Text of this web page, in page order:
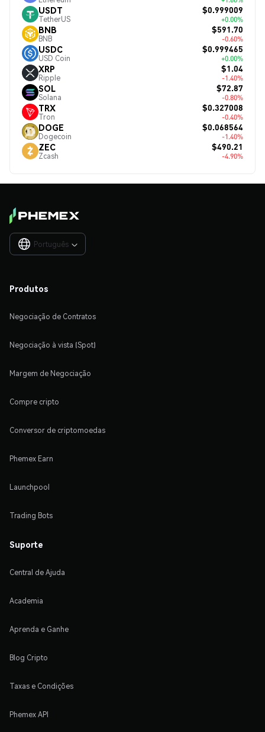
USDT
TetherUS
$0.999009
+0.00%
BNB
BNB
$591.70
-0.60%
USDC
USD Coin
$0.999465
+0.00%
XRP
Ripple
$1.04
-1.40%
SOL
Solana
$72.87
-0.80%
TRX
Tron
$0.327008
-0.40%
DOGE
Dogecoin
$0.068564
-1.40%
ZEC
Zcash
$490.21
-4.90%
Português 
Produtos
Negociação de Contratos
Negociação à vista (Spot)
Margem de Negociação
Compre cripto
Conversor de criptomoedas
Phemex Earn
Launchpool
Trading Bots
Suporte
Central de Ajuda
Academia
Aprenda e Ganhe
Blog Cripto
Taxas e Condições
Phemex API